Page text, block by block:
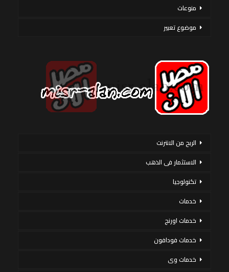
منوعات
موضوع تعبير
الربح من الانترنت
الاستثمار فى الذهب
تكنولوجيا
خدمات
خدمات اورنج
خدمات فودافون
خدمات وى